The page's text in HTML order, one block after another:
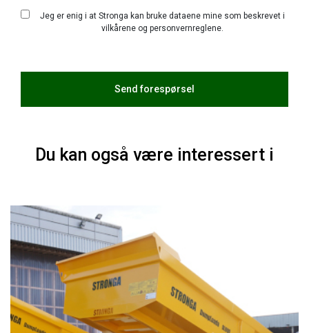
Jeg er enig i at Stronga kan bruke dataene mine som beskrevet i
vilkårene og personvernreglene
Du kan også være interessert i